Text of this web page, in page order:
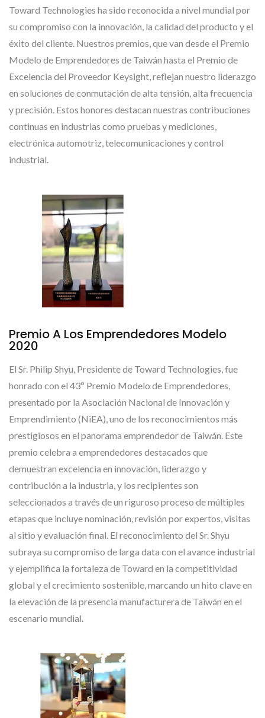
Toward Technologies ha sido reconocida a nivel mundial por
su compromiso con la innovación, la calidad del producto y el
éxito del cliente. Nuestros premios, que van desde el Premio
Modelo de Emprendedores de Taiwán hasta el Premio de
Excelencia del Proveedor Keysight, reflejan nuestro liderazgo
en soluciones de conmutación de alta tensión, alta frecuencia
y precisión. Estos honores destacan nuestras contribuciones
continuas en industrias como pruebas y mediciones,
electrónica automotriz, telecomunicaciones y control
industrial.
Premio A Los Emprendedores Modelo
2020
El Sr. Philip Shyu, Presidente de Toward Technologies, fue
honrado con el 43º Premio Modelo de Emprendedores,
presentado por la Asociación Nacional de Innovación y
Emprendimiento (NiEA), uno de los reconocimientos más
prestigiosos en el panorama emprendedor de Taiwán. Este
premio celebra a emprendedores destacados que
demuestran excelencia en innovación, liderazgo y
contribución a la industria, y los recipientes son
seleccionados a través de un riguroso proceso de múltiples
etapas que incluye nominación, revisión por expertos, visitas
al sitio y evaluación final. El reconocimiento del Sr. Shyu
subraya su compromiso de larga data con el avance industrial
y ejemplifica la fortaleza de Toward en la competitividad
global y el crecimiento sostenible, marcando un hito clave en
la elevación de la presencia manufacturera de Taiwán en el
escenario mundial.